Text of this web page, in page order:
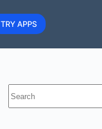
TRY APPS
results